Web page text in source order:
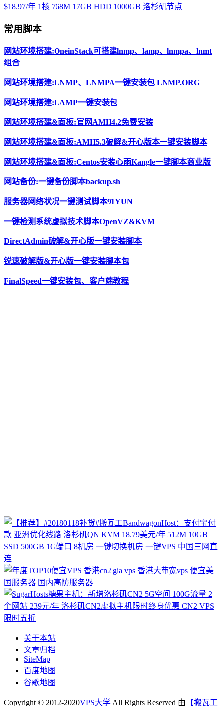
$18.97/年 1核 768M 17GB HDD 1000GB 洛杉矶节点
常用脚本
网站环境搭建:OneinStack可搭建lnmp、lamp、lnmpa、lnmt
组合
网站环境搭建:LNMP、LNMPA一键安装包 LNMP.ORG
网站环境搭建:LAMP一键安装包
网站环境搭建&面板:官网AMH4.2免费安装
网站环境搭建&面板:AMH5.3破解&开心版本一键安装脚本
网站环境搭建&面板:Centos安装心雨Kangle一键脚本商业版
网站备份:一键备份脚本backup.sh
服务器网络状况一键测试脚本91YUN
一键检测系统虚拟技术脚本OpenVZ&KVM
DirectAdmin破解&开心版一键安装脚本
锐速破解版&开心版一键安装脚本包
FinalSpeed一键安装包、客户端教程
关于本站
文章归档
SiteMap
百度地图
谷歌地图
Copyright © 2012-2020VPS大学 All Rights Reserved 由 【搬瓦工